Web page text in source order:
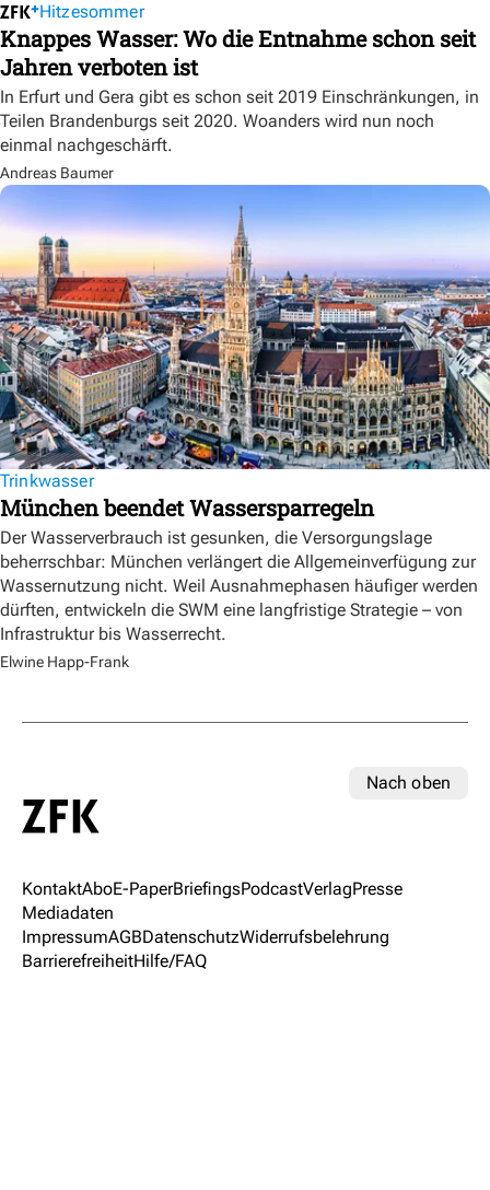
Hitzesommer
Knappes Wasser: Wo die Entnahme schon seit
Jahren verboten ist
In Erfurt und Gera gibt es schon seit 2019 Einschränkungen, in
Teilen Brandenburgs seit 2020. Woanders wird nun noch
einmal nachgeschärft.
Andreas Baumer
Trinkwasser
München beendet Wassersparregeln
Der Wasserverbrauch ist gesunken, die Versorgungslage
beherrschbar: München verlängert die Allgemeinverfügung zur
Wassernutzung nicht. Weil Ausnahmephasen häufiger werden
dürften, entwickeln die SWM eine langfristige Strategie – von
Infrastruktur bis Wasserrecht.
Elwine Happ-Frank
Nach oben
KontaktAboE-PaperBriefingsPodcastVerlagPresse
Mediadaten
ImpressumAGBDatenschutzWiderrufsbelehrung
BarrierefreiheitHilfe/FAQ